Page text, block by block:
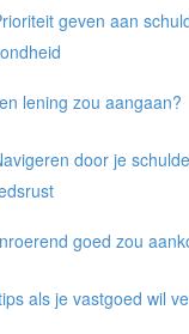
geven aan
lening zou aangaan?
door je
goed zou
als je vastgoed wil